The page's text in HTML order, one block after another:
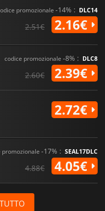
promozionale -14% : DLC14
2.51€ 2.16€
codice promozionale -8% : DLC8
2.60€ 2.39€
2.72€
promozionale -17% : SEAL17DLC
4.88€ 4.05€